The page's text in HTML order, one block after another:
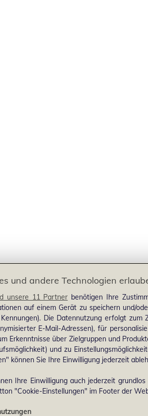
und andere Technologien
unsere 11 Partner benötigen Ihre
auf einem Gerät zu speichern und/
Kennungen). Die Datennutzung erfolgt
E-Mail-Adressen), für
Erkenntnisse über Zielgruppen und
und zu
können Sie Ihre Einwilligung jederzeit
Ihre Einwilligung auch jederzeit
"Cookie-Einstellungen" im Footer der